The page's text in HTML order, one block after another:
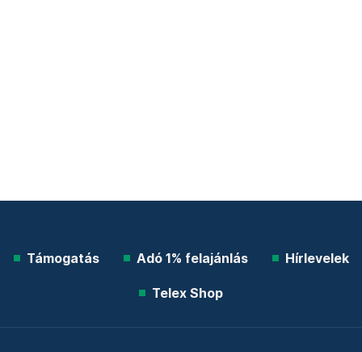
Támogatás Adó 1% felajánlás Hírlevelek
Telex Shop